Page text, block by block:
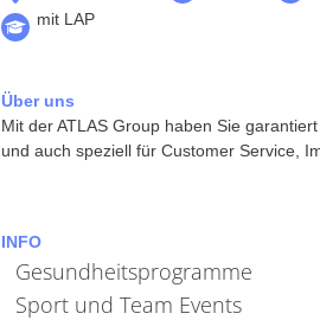
mit LAP
Über uns
Mit der ATLAS Group haben Sie
und auch speziell für Customer Service,
INFO
Gesundheitsprogramme
Sport und Team Events